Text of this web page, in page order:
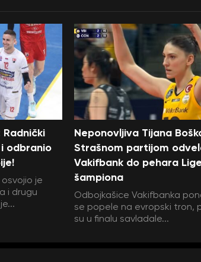
odbranio
je
i drugu
Neponovljiva Tijana
Strašnom partijom
Vakifbank do pehara Lige
šampiona
Odbojkašice Vakifbanka
se popele na evropski tron,
su u finalu savladale...